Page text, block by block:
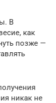
В
как
позже —
никак не